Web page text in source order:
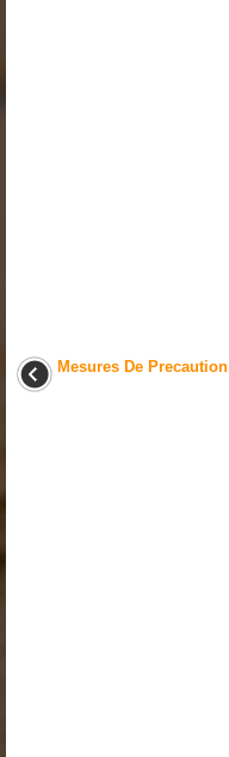
Mesures De Precaution